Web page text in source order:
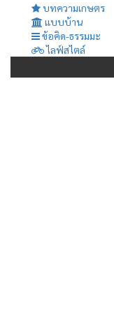
บทความเกษตร
แบบบ้าน
ข้อคิด-ธรรมมะ
ไลฟ์สไตล์